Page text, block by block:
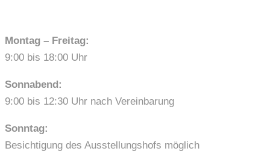
Montag – Freitag:
9:00 bis 18:00 Uhr
Sonnabend:
9:00 bis 12:30 Uhr nach Vereinbarung
Sonntag:
Besichtigung des Ausstellungshofs möglich